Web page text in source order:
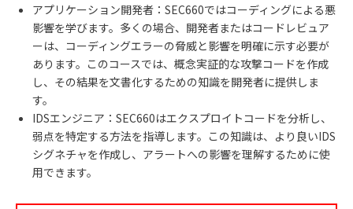
アプリケーション開発者：SEC660ではコーディングによる悪
影響を学びます。多くの場合、開発者またはコードレビュア
ーは、コーディングエラーの脅威と影響を明確に示す必要が
あります。このコースでは、概念実証的な攻撃コードを作成
し、その結果を文書化するための知識を開発者に提供しま
す。
IDSエンジニア：SEC660はエクスプロイトコードを分析し、
弱点を特定する方法を指導します。この知識は、より良いIDS
シグネチャを作成し、アラートへの影響を理解するために使
用できます。